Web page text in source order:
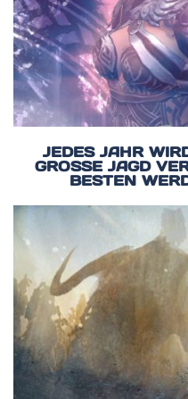
JEDES JAHR
GROSSE JAGD
ESTEN